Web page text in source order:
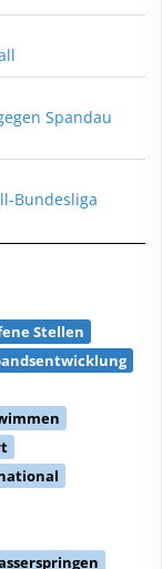
Spandau
Bundesliga
Stellen